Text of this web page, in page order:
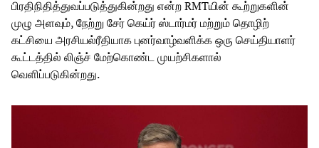
பிரதிநிதித்துவப்படுத்துகின்றது என்ற RMTயின் கூற்றுகளின்
முழு அளவும், நேற்று சேர் கெய்ர் ஸ்டார்மர் மற்றும் தொழிற்
கட்சியை அரசியல்ரீதியாக புனர்வாழ்வளிக்க ஒரு செய்தியாளர்
கூட்டத்தில் லிஞ்ச் மேற்கொண்ட முயற்சிகளால்
வெளிப்படுகின்றது.